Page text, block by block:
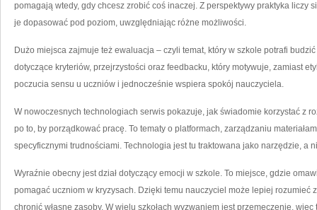
pomagają wtedy, gdy chcesz zrobić coś inaczej. Z perspektywy praktyka liczy
je dopasować pod poziom, uwzględniając różne możliwości.
Dużo miejsca zajmuje też ewaluacja – czyli temat, który w szkole potrafi
dotyczące kryteriów, przejrzystości oraz feedbacku, który motywuje, zamiast
poczucia sensu u uczniów i jednocześnie wspiera spokój nauczyciela.
W nowoczesnych technologiach serwis pokazuje, jak świadomie korzystać z
po to, by porządkować pracę. To tematy o platformach, zarządzaniu
specyficznymi trudnościami. Technologia jest tu traktowana jako narzędzie, a
Wyraźnie obecny jest dział dotyczący emocji w szkole. To miejsce, gdzie
pomagać uczniom w kryzysach. Dzięki temu nauczyciel może lepiej rozumieć
chronić własne zasoby. W wielu szkołach wyzwaniem jest przemęczenie,